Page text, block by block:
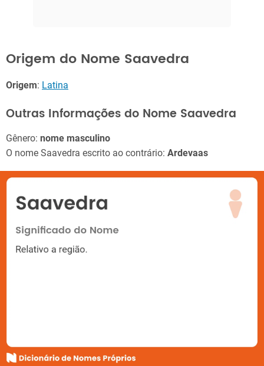
Origem do Nome Saavedra
Origem: Latina
Outras Informações do Nome Saavedra
Gênero: nome masculino
O nome Saavedra escrito ao contrário: Ardevaas